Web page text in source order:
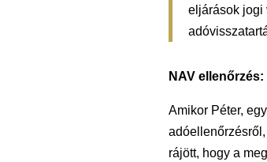
eljárások jogi
NAV
Amikor Péter,
rájött, hogy a